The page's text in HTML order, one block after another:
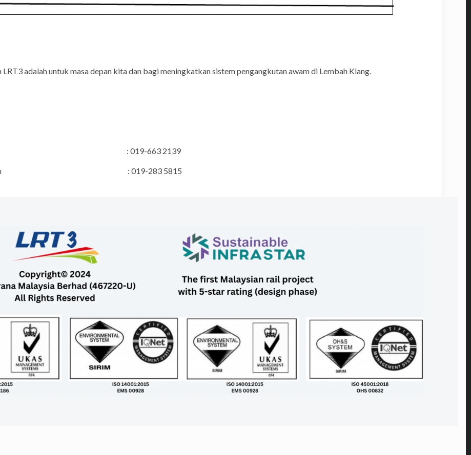
adalah untuk masa depan kita dan bagi meningkatkan sistem pengangkutan awam di Lembah Klang.
Projek : 019-663 2139
Awam : 019-283 5815